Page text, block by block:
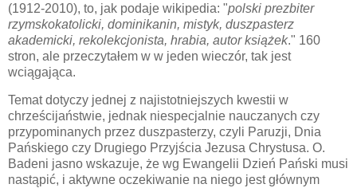
(1912-2010), to, jak podaje wikipedia: "polski prezbiter
rzymskokatolicki, dominikanin, mistyk, duszpasterz
akademicki, rekolekcjonista, hrabia, autor książek." 160
stron, ale przeczytałem w w jeden wieczór, tak jest
wciągająca.
Temat dotyczy jednej z najistotniejszych kwestii w
chrześcijaństwie, jednak niespecjalnie nauczanych czy
przypominanych przez duszpasterzy, czyli Paruzji, Dnia
Pańskiego czy Drugiego Przyjścia Jezusa Chrystusa. O.
Badeni jasno wskazuje, że wg Ewangelii Dzień Pański musi
nastąpić, i aktywne oczekiwanie na niego jest głównym